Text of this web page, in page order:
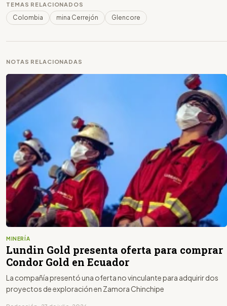
TEMAS RELACIONADOS
Colombia mina Cerrejón Glencore
NOTAS RELACIONADAS
MINERÍA
Lundin Gold presenta oferta para comprar
Condor Gold en Ecuador
La compañía presentó una oferta no vinculante para adquirir dos
proyectos de exploración en Zamora Chinchipe